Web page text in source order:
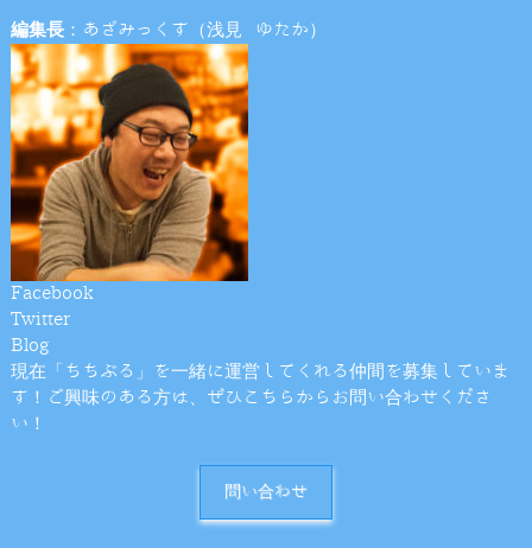
編集長：あざみっくす（浅見 ゆたか）
Facebook
Twitter
Blog
現在「ちちぶる」を一緒に運営してくれる仲間を募集していま
す！ご興味のある方は、ぜひこちらからお問い合わせくださ
い！
問い合わせ